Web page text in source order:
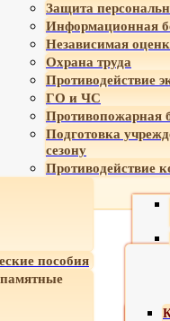
Защита
Информационная
Независимая
Охрана труда
Противодействие
ГО и ЧС
Противопожарная
Подготовка
сезону
Противодействие
пособия